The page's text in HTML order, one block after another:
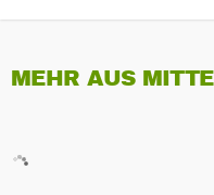
MEHR AUS